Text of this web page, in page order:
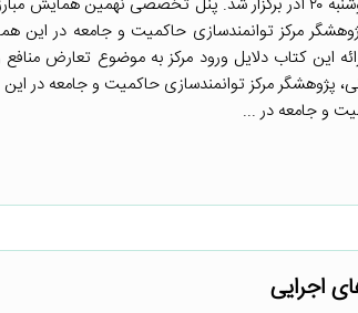
مرکز توانمندسازی حاکمیت و جامعه در این
این کتاب دلایل ورود مرکز به موضوع تعارض منافع
پژوهشگر مرکز توانمندسازی حاکمیت و جامعه در
و جامعه در ...
اجرایی